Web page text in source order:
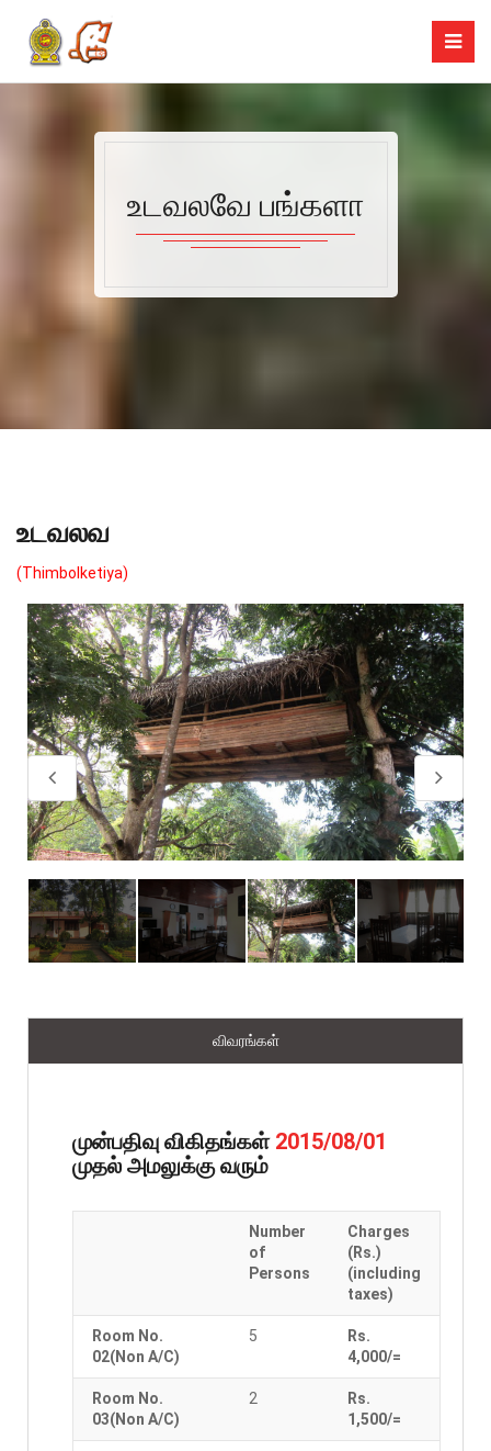
உடவலவே பங்களா
உடவலவ
(Thimbolketiya)
விவரங்கள்
முன்பதிவு விகிதங்கள் 2015/08/01
முதல் அமலுக்கு வரும்
Number
of
Persons
Charges
(Rs.)
(including
taxes)
Room No.
02(Non A/C)
5
Rs.
4,000/=
Room No.
03(Non A/C)
2
Rs.
1,500/=